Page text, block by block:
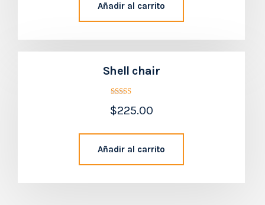
de 5
Añadir al carrito
Shell chair
4.50
de 5
$225.00
Añadir al carrito